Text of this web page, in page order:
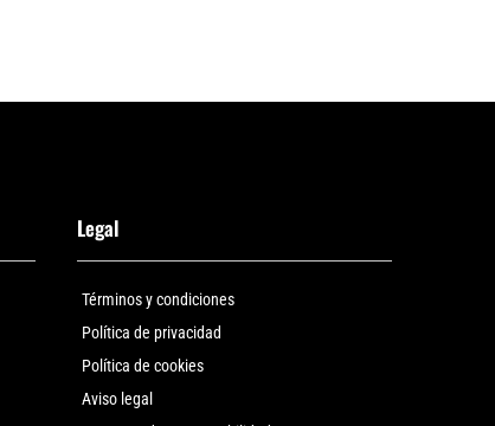
Legal
Términos y condiciones
Política de privacidad
Política de cookies
Aviso legal